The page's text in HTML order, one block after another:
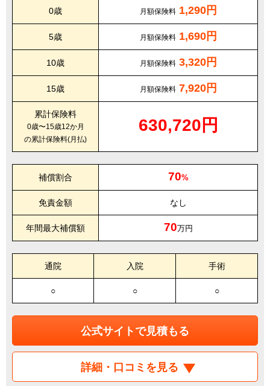
0歳 月額保険料 1,290円
5歳 月額保険料 1,690円
10歳 月額保険料 3,320円
15歳 月額保険料 7,920円
累計保険料
0歳〜15歳12か月
の累計保険料(月払)
630,720円
補償割合 70%
免責金額 なし
年間最大補償額 70万円
通院 入院 手術
○ ○ ○
公式サイトで見積もる
詳細・口コミを見る